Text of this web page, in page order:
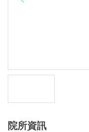
院所資訊